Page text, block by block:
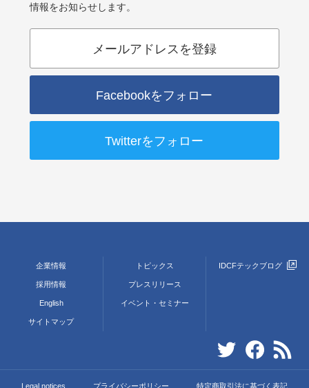
情報をお知らせします。
メールアドレスを登録
Facebookをフォロー
Twitterをフォロー
企業情報
採用情報
English
サイトマップ
トピックス
プレスリリース
イベント・セミナー
IDCFテックブログ
Legal notices プライバシーポリシー 特定商取引法に基づく表記